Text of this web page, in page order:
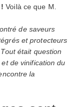
Voilà ce que M.
de saveurs
et protecteurs
était question
de vinification du
la